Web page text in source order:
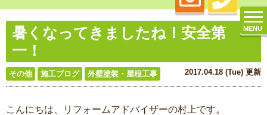
MENU
暑くなってきましたね！安全第
一！
その他 施工ブログ 外壁塗装・屋根工事 2017.04.18 (Tue) 更新
こんにちは、リフォームアドバイザーの村上です。